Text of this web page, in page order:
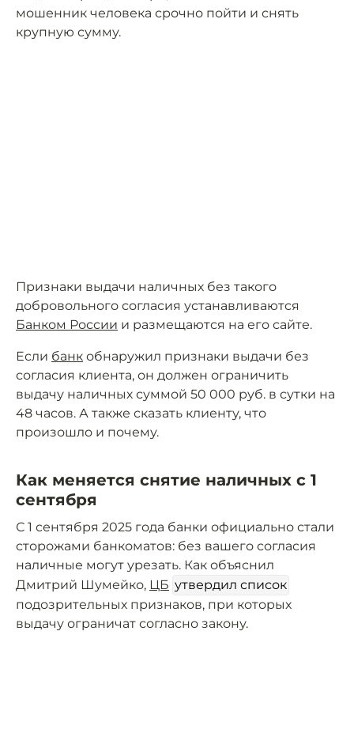
мошенник человека срочно пойти и снять
крупную сумму.
Признаки выдачи наличных без такого
добровольного согласия устанавливаются
Банком России и размещаются на его сайте.
Если банк обнаружил признаки выдачи без
согласия клиента, он должен ограничить
выдачу наличных суммой 50 000 руб. в сутки на
48 часов. А также сказать клиенту, что
произошло и почему.
Как меняется снятие наличных с 1
сентября
С 1 сентября 2025 года банки официально стали
сторожами банкоматов: без вашего согласия
наличные могут урезать. Как объяснил
Дмитрий Шумейко, ЦБ утвердил список
подозрительных признаков, при которых
выдачу ограничат согласно закону.